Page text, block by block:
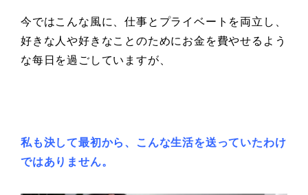
今ではこんな風に、仕事とプライベートを両立し、
好きな人や好きなことのためにお金を費やせるよう
な每日を過ごしていますが、
私も決して最初から、こんな生活を送っていたわけ
ではありません。